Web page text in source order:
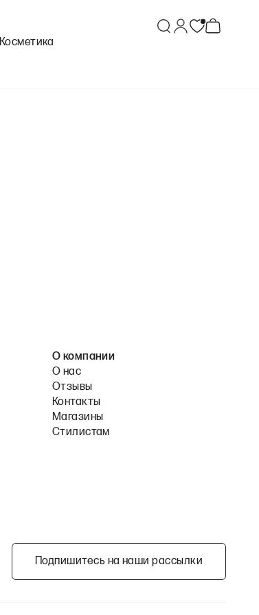
Косметика
О компании
О нас
Отзывы
Контакты
Магазины
Стилистам
Подпишитесь на наши рассылки